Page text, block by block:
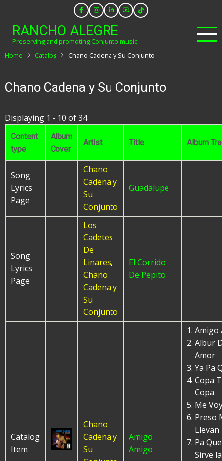
main
content
RANCHO ALEGRE
Preserving and promoting Conjunto music
Home
Catalog Chano Cadena y Su Conjunto
Chano Cadena y Su Conjunto
Displaying 1 - 10 of 34
Content
type
Album
Cover
Artist Title Album
Song
Lyrics
Page
Chano
Cadena y
Su
Conjunto
Guadalupe
Song
Lyrics
Page
Los
Cadetes
De
Linares,
Chano
Cadena y
Su
Conjunto
El Corrido
De Pepito
Catalog
Item
Chano
Cadena y
Su
Amigo
Amigo
Amigo
Albur
Amor
Ya Pa
Copa
Copa
Me
Preso
Llevan
Pa
Sirve